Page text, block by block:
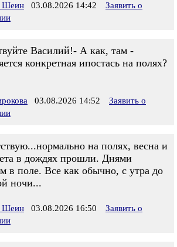
Шеин 03.08.2026 14:42
Заявить о
Василий!- А как, там -
конкретная ипостась на полях?
03.08.2026 14:52
Заявить о
на полях, весна и
в дождях прошли. Днями
в поле. Все как обычно, с утра до
ночи...
Шеин 03.08.2026 16:50
Заявить о